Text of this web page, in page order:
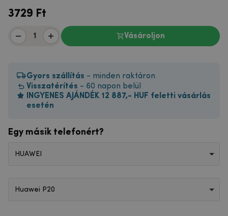
3729 Ft
Vásároljon
Gyors szállítás - minden raktáron
Visszatérítés - 60 napon belül
INGYENES AJÁNDÉK 12 887,- HUF feletti vásárlás
esetén
Egy másik telefonért?
HUAWEI
Huawei P20